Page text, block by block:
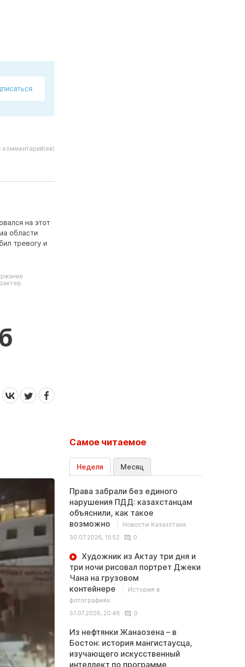
комментарий(ев)
на этот
области
тревогу и
Самое читаемое
Неделя Месяц
Права забрали без единого
нарушения ПДД: казахстанцам
объяснили, как такое
возможно
Новости Казахстана
30.07.2026, 15:52
0
Художник из Актау три дня и
три ночи рисовал портрет Джеки
Чана на грузовом
контейнере
История в
фотографиях
31.07.2026, 20:46
0
Из нефтянки Жанаозена – в
Бостон: история мангистаусца,
изучающего искусственный
интеллект по программе